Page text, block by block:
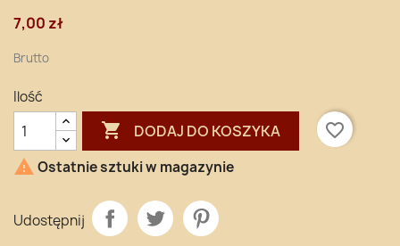
7,00 zł
Brutto
Ilość
 DODAJ DO KOSZYKA
favorite_border
 Ostatnie sztuki w magazynie
Udostępnij